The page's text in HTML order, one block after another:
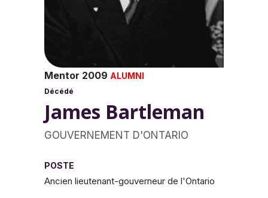
Mentor 2009 ALUMNI
Décédé
James Bartleman
GOUVERNEMENT D'ONTARIO
POSTE
Ancien lieutenant-gouverneur de l'Ontario